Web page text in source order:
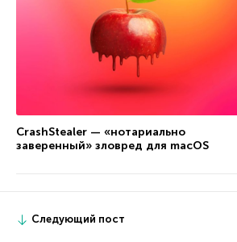
CrashStealer — «нотариально
заверенный» зловред для macOS
Следующий пост